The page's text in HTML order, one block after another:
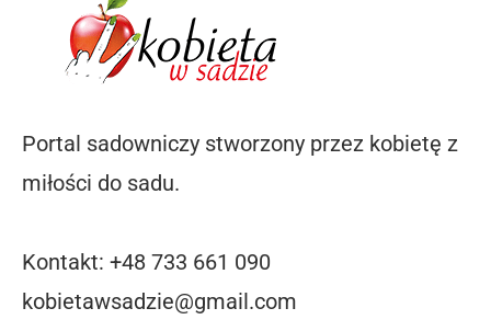
Portal sadowniczy stworzony przez kobietę z
miłości do sadu.
Kontakt: +48 733 661 090
kobietawsadzie@gmail.com